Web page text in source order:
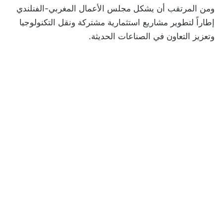
ومن المرتقب أن يشكل مجلس الأعمال المغربي-الفنلندي
إطاراً لتطوير مشاريع استثمارية مشتركة ونقل التكنولوجيا
وتعزيز التعاون في الصناعات الحديثة.